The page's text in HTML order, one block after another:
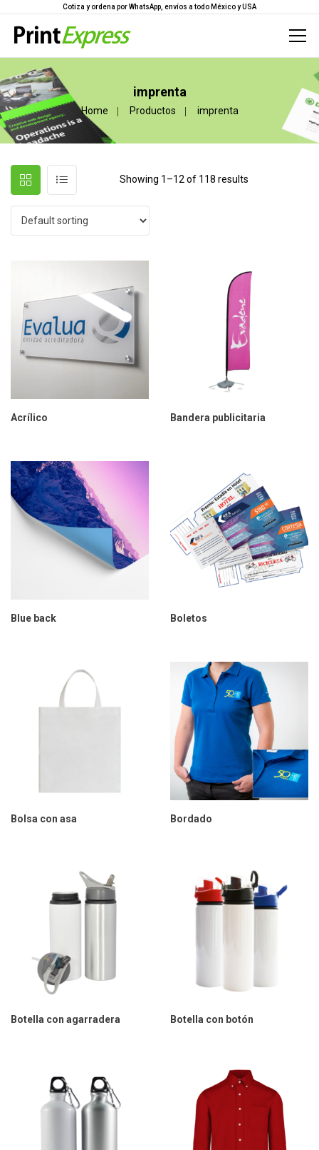
Cotiza y ordena por WhatsApp, envíos a todo México y USA
imprenta
Home Productos imprenta
Showing 1–12 of 118 results
Acrílico Bandera publicitaria
Blue back Boletos
Bolsa con asa Bordado
Botella con agarradera Botella con botón